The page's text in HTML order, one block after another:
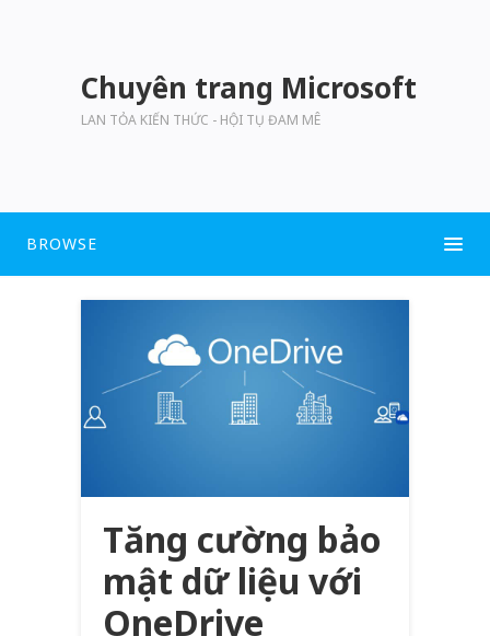
Chuyên trang Microsoft
LAN TỎA KIẾN THỨC - HỘI TỤ ĐAM MÊ
BROWSE
Tăng cường bảo
mật dữ liệu với
OneDrive